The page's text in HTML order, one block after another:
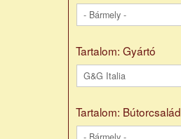
Tartalom: Gyártó
Tartalom: Bútorcsalád